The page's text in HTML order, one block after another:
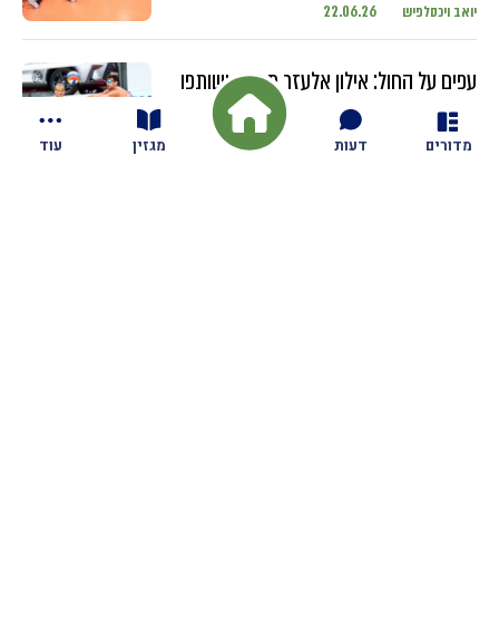
מדורים דעות מגזין עוד
יואב ויכסלפיש 22.06.26
עפים על החול: אילון אלעזר מגזית ושותפו
מתחרים בטורנירים ברחבי העולם עם
השחקנים הבכירים